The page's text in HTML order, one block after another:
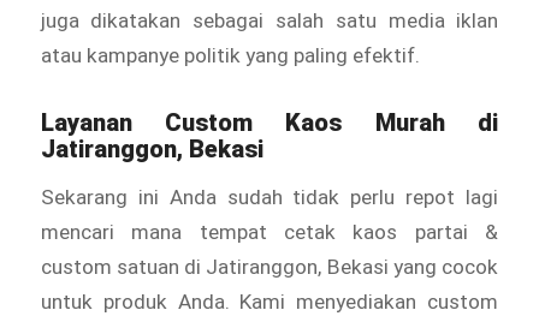
juga dikatakan sebagai salah satu media iklan
atau kampanye politik yang paling efektif.
Layanan Custom Kaos Murahdi
Jatiranggon, Bekasi
Sekarang ini Anda sudah tidak perlu repot lagi
mencari mana tempat cetak kaos partai &
custom satuan di Jatiranggon, Bekasi yang cocok
untuk produk Anda. Kami menyediakan custom